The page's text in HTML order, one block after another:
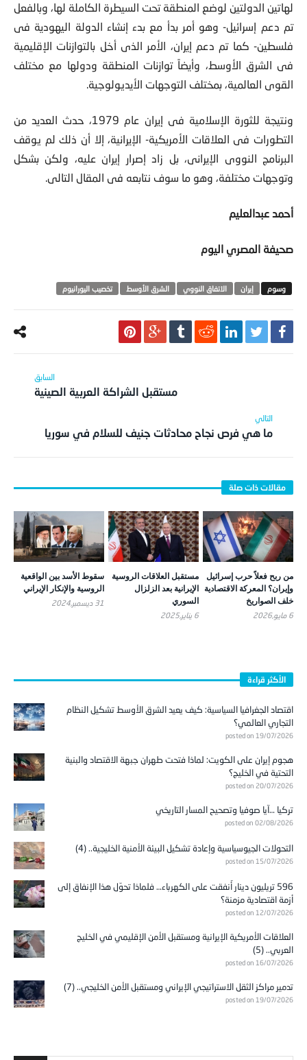
لهاتين الدولتين لوضع المنطقة تحت السيطرة الكاملة لها، وبالفعل
تم دعم إسرائيل- وهو أمر بدأ مع بدء إنشاء الدولة اليهودية فى
فلسطين- كما تم دعم إيران، الأمر الذى أخل بالتوازنات الإقليمية
فى الشرق الأوسط، وأيضاً توازنات المنطقة ودولها مع مختلف
القوى العالمية، بمختلف التوجهات الأيديولوجية.
ونتيجة للثورة الإسلامية فى إيران عام 1979، حدث العديد من
التطورات فى العلاقات الأمريكية- الإيرانية، إلا أن ذلك لم يوقف
البرنامج النووى الإيرانى، بل زاد إصرار إيران عليه، ولكن بشكل
وتوجهات مختلفة، وهو ما سوف نتابعه فى المقال التالى.
أحمد عبدالعليم
صحيفة المصري اليوم
‫‏إيران الاتفاق النووي الشرق الأوسط تخصيب اليورانيوم
مستقبل الشراكة العربية الصينية
ما هي فرص نجاح محادثات جنيف للسلام في سوريا
من ربح فعلاً حرب إسرائيل
وإيران؟ المعركة الاقتصادية
خلف الصواريخ
6 مايو,2026
مستقبل العلاقات الروسية
الإيرانية بعد الزلزال
السوري
6 يناير,2025
سقوط الأسد بين الواقعية
الروسية والإنكار الإيراني
31 ديسمبر,2024
الأكثر قراءة
اقتصاد الجغرافيا السياسية: كيف يعيد الشرق الأوسط تشكيل النظام
التجاري العالمي؟
posted on 19/07/2026
هجوم إيران على الكويت: لماذا فتحت طهران جبهة الاقتصاد والبنية
التحتية في الخليج؟
posted on 20/07/2026
تركيا …آيا صوفيا وتصحيح المسار التاريخي
posted on 02/08/2026
التحولات الجيوسياسية وإعادة تشكيل البيئة الأمنية الخليجية.. (4)
posted on 15/07/2026
596 تريليون دينار أُنفقت على الكهرباء… فلماذا تحوّل هذا الإنفاق إلى
أزمة اقتصادية مزمنة؟
posted on 12/07/2026
العلاقات الأمريكية الإيرانية ومستقبل الأمن الإقليمي في الخليج
العربي.. (5)
posted on 16/07/2026
تدمير مراكز الثقل الاستراتيجي الإيراني ومستقبل الأمن الخليجي.. (7)
posted on 19/07/2026